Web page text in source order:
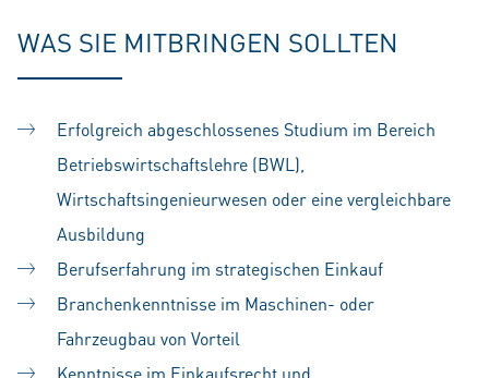
WAS SIE MITBRINGEN SOLLTEN
Erfolgreich abgeschlossenes Studium im Bereich
Betriebswirtschaftslehre (BWL),
Wirtschaftsingenieurwesen oder eine vergleichbare
Ausbildung
Berufserfahrung im strategischen Einkauf
Branchenkenntnisse im Maschinen- oder
Fahrzeugbau von Vorteil
Kenntnisse im Einkaufsrecht und